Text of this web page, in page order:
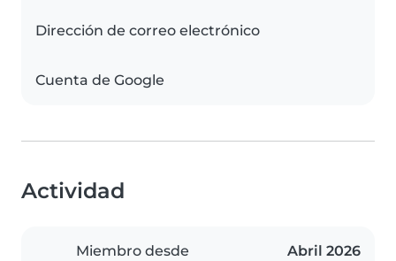
Dirección de correo electrónico
Cuenta de Google
Actividad
Miembro desde Abril 2026